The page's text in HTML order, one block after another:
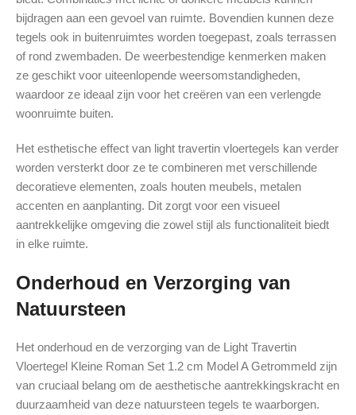
bijdragen aan een gevoel van ruimte. Bovendien kunnen deze
tegels ook in buitenruimtes worden toegepast, zoals terrassen
of rond zwembaden. De weerbestendige kenmerken maken
ze geschikt voor uiteenlopende weersomstandigheden,
waardoor ze ideaal zijn voor het creëren van een verlengde
woonruimte buiten.
Het esthetische effect van light travertin vloertegels kan verder
worden versterkt door ze te combineren met verschillende
decoratieve elementen, zoals houten meubels, metalen
accenten en aanplanting. Dit zorgt voor een visueel
aantrekkelijke omgeving die zowel stijl als functionaliteit biedt
in elke ruimte.
Onderhoud en Verzorging van
Natuursteen
Het onderhoud en de verzorging van de Light Travertin
Vloertegel Kleine Roman Set 1.2 cm Model A Getrommeld zijn
van cruciaal belang om de aesthetische aantrekkingskracht en
duurzaamheid van deze natuursteen tegels te waarborgen.